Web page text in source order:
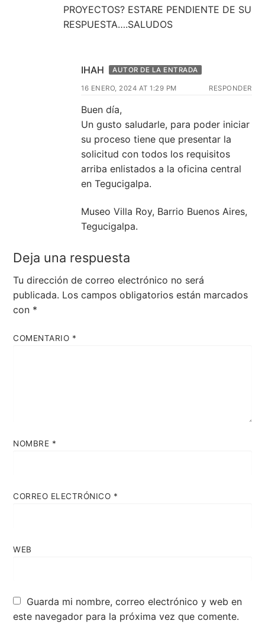
PROYECTOS? ESTARE PENDIENTE DE SU
RESPUESTA….SALUDOS
IHAH AUTOR DE LA ENTRADA
16 ENERO, 2024 AT 1:29 PM RESPONDER
Buen día,
Un gusto saludarle, para poder iniciar
su proceso tiene que presentar la
solicitud con todos los requisitos
arriba enlistados a la oficina central
en Tegucigalpa.
Museo Villa Roy, Barrio Buenos Aires,
Tegucigalpa.
Deja una respuesta
Tu dirección de correo electrónico no será
publicada. Los campos obligatorios están marcados
con *
COMENTARIO *
NOMBRE *
CORREO ELECTRÓNICO *
WEB
Guarda mi nombre, correo electrónico y web en
este navegador para la próxima vez que comente.